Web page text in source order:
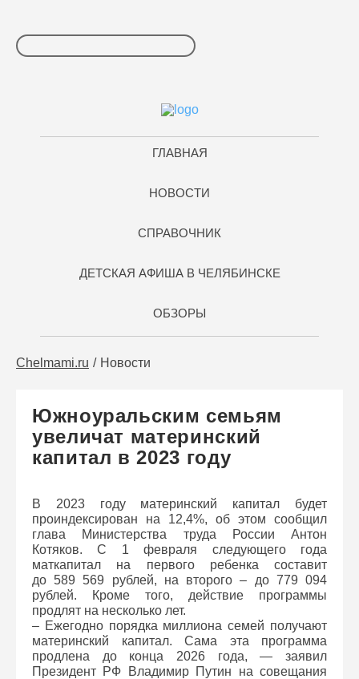
ГЛАВНАЯ
НОВОСТИ
СПРАВОЧНИК
ДЕТСКАЯ АФИША В ЧЕЛЯБИНСКЕ
ОБЗОРЫ
Chelmami.ru Новости
Южноуральским семьям
увеличат материнский
капитал в 2023 году
В 2023 году материнский капитал будет
проиндексирован на 12,4%, об этом сообщил
глава Министерства труда России Антон
Котяков. С 1 февраля следующего года
маткапитал на первого ребенка составит
до 589 569 рублей, на второго – до 779 094
рублей. Кроме того, действие программы
продлят на несколько лет.
– Ежегодно порядка миллиона семей получают
материнский капитал. Сама эта программа
продлена до конца 2026 года, — заявил
Президент РФ Владимир Путин на совещания